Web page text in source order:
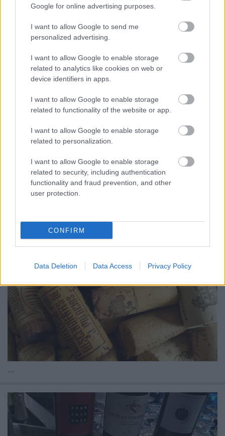
Google for online advertising purposes.
I want to allow Google to send me
personalized advertising.
I want to allow Google to enable storage
related to analytics like cookies on web or
device identifiers in apps.
I want to allow Google to enable storage
related to functionality of the website or app.
I want to allow Google to enable storage
related to personalization.
I want to allow Google to enable storage
related to security, including authentication
functionality and fraud prevention, and other
user protection.
CONFIRM
Data Deletion Data Access Privacy Policy
Ami tavalyról kimaradt - külföldi
egyveleg - vörösek
furmintfan•2016. március 14.
múltkorifehér egyveleg után jöjjön a vörös sereg.
Jellemzően rövid jegyzetek, a pontszámok után a
kóstolás hónapja szerepel zárójelben.
...